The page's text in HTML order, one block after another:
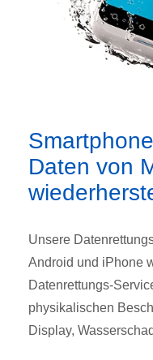
Daten von
Unsere
Android und iPhone
Datenrettungs-
physikalischen
Display,